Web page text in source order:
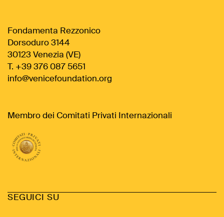
Fondamenta Rezzonico
Dorsoduro 3144
30123 Venezia (VE)
T. +39 376 087 5651
info@venicefoundation.org
Membro dei Comitati Privati Internazionali
SEGUICI SU